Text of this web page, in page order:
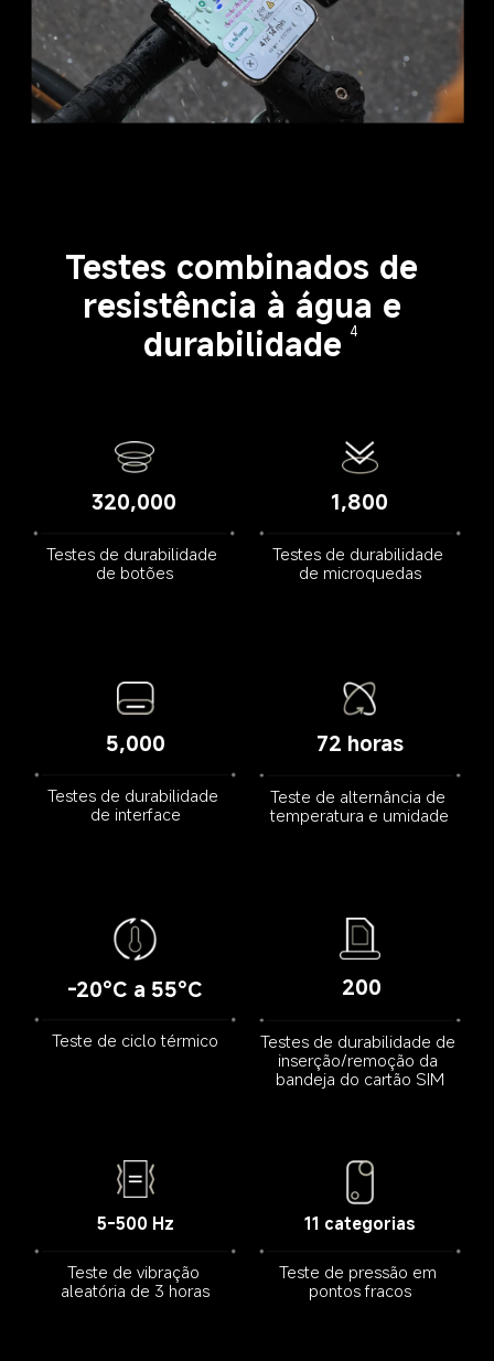
Testes combinados de
resistência à água e
durabilidade 4
320,000
Testes de durabilidade
de botões
1,800
Testes de durabilidade
de microquedas
5,000
Testes de durabilidade
de interface
72 horas
Teste de alternância de
temperatura e umidade
-20°C a 55°C
Teste de ciclo térmico
200
Testes de durabilidade de
inserção/remoção da
bandeja do cartão SIM
5-500 Hz
Teste de vibração
aleatória de 3 horas
11 categorias
Teste de pressão em
pontos fracos